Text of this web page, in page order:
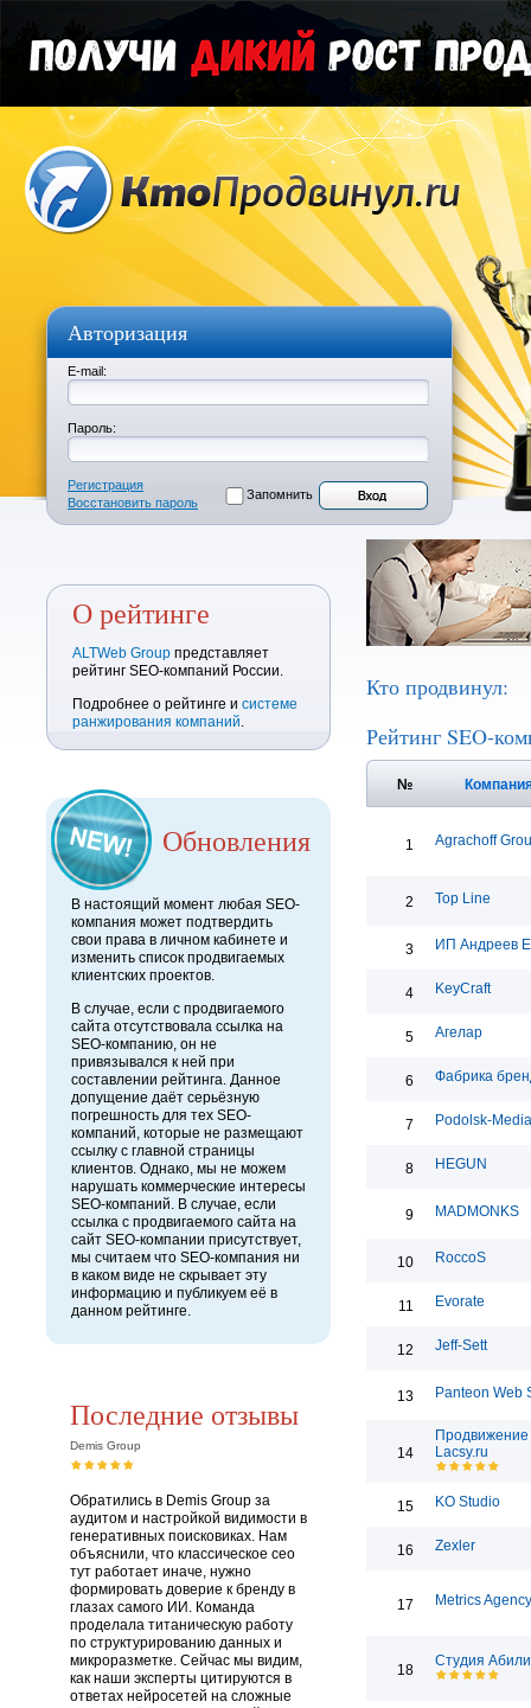
Авторизация
E-mail:
Пароль:
Регистрация
Восстановить пароль
Запомнить
О рейтинге
ALTWeb Group представляет
рейтинг SEO-компаний России.
Подробнее о рейтинге и системе
ранжирования компаний.
Обновления
В настоящий момент любая SEO-
компания может подтвердить
свои права в личном кабинете и
изменить список продвигаемых
клиентских проектов.
В случае, если с продвигаемого
сайта отсутствовала ссылка на
SEO-компанию, он не
привязывался к ней при
составлении рейтинга. Данное
допущение даёт серьёзную
погрешность для тех SEO-
компаний, которые не размещают
ссылку с главной страницы
клиентов. Однако, мы не можем
нарушать коммерческие интересы
SEO-компаний. В случае, если
ссылка с продвигаемого сайта на
сайт SEO-компании присутствует,
мы считаем что SEO-компания ни
в каком виде не скрывает эту
информацию и публикуем её в
данном рейтинге.
Последние отзывы
Demis Group
Обратились в Demis Group за
аудитом и настройкой видимости в
генеративных поисковиках. Нам
объяснили, что классическое сео
тут работает иначе, нужно
формировать доверие к бренду в
глазах самого ИИ. Команда
проделала титаническую работу
по структурированию данных и
микроразметке. Сейчас мы видим,
как наши эксперты цитируются в
ответах нейросетей на сложные
Кто продвинул:
Рейтинг SEO-
№
1 Agrachoff
2 Top Line
3 ИП Андреев
4 KeyCraft
5 Агелар
6 Фабрика
7 Podolsk-Media
8 HEGUN
9 MADMONKS
10 RoccoS
11 Evorate
12 Jeff-Sett
13 Panteon Web
14
Продвижение
Lacsy.ru
15 KO Studio
16 Zexler
17 Metrics Agency
18
Студия